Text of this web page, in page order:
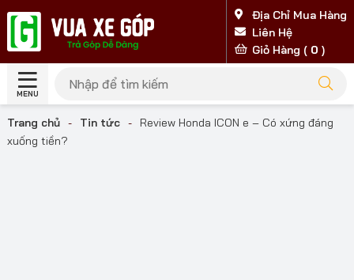
Địa Chỉ Mua Hàng
Liên Hệ
Giỏ Hàng ( 0 )
MENU
Trang chủ - Tin tức -
Review Honda ICON e – Có xứng đáng
xuống tiền?